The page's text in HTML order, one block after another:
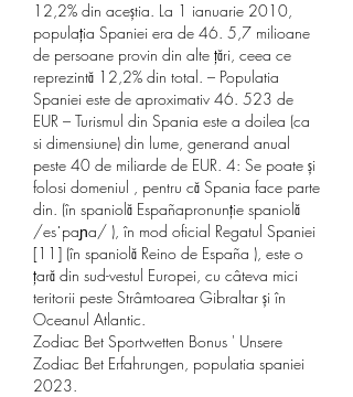
12,2% din aceștia. La 1 ianuarie 2010,
populația Spaniei era de 46. 5,7 milioane
de persoane provin din alte țări, ceea ce
reprezintă 12,2% din total. – Populatia
Spaniei este de aproximativ 46. 523 de
EUR – Turismul din Spania este a doilea (ca
si dimensiune) din lume, generand anual
peste 40 de miliarde de EUR. 4: Se poate și
folosi domeniul , pentru că Spania face parte
din. (în spaniolă Españapronunție spaniolă
/esˈpaɲa/ ), în mod oficial Regatul Spaniei
[11] (în spaniolă Reino de España ), este o
țară din sud-vestul Europei, cu câteva mici
teritorii peste Strâmtoarea Gibraltar și în
Oceanul Atlantic.
Zodiac Bet Sportwetten Bonus ' Unsere
Zodiac Bet Erfahrungen, populatia spaniei
2023.